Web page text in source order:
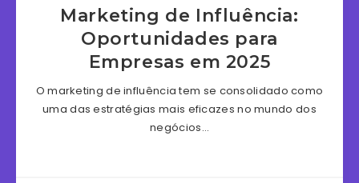
Marketing de Influência:
Oportunidades para
Empresas em 2025
O marketing de influência tem se consolidado como
uma das estratégias mais eficazes no mundo dos
negócios…